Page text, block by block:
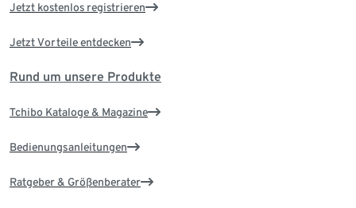
Jetzt kostenlos registrieren
Jetzt Vorteile entdecken
Rund um unsere Produkte
Tchibo Kataloge & Magazine
Bedienungsanleitungen
Ratgeber & Größenberater